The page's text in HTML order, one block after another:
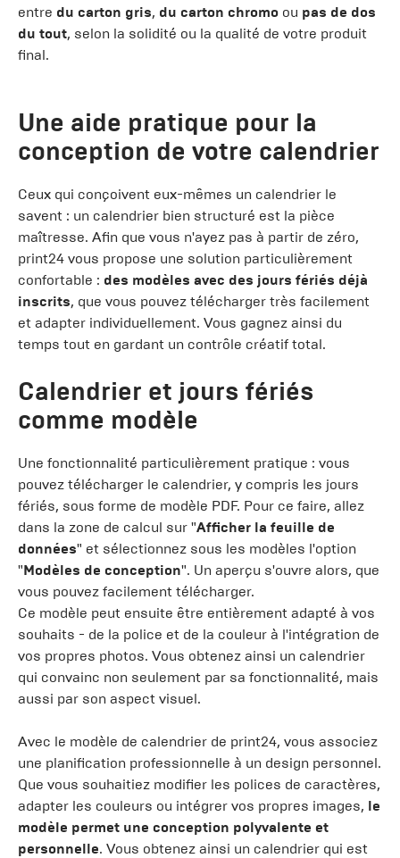
entre du carton gris, du carton chromo ou pas de dos
du tout, selon la solidité ou la qualité de votre produit
final.
Une aide pratique pour la
conception de votre calendrier
Ceux qui conçoivent eux-mêmes un calendrier le
savent : un calendrier bien structuré est la pièce
maîtresse. Afin que vous n'ayez pas à partir de zéro,
print24 vous propose une solution particulièrement
confortable : des modèles avec des jours fériés déjà
inscrits, que vous pouvez télécharger très facilement
et adapter individuellement. Vous gagnez ainsi du
temps tout en gardant un contrôle créatif total.
Calendrier et jours fériés
comme modèle
Une fonctionnalité particulièrement pratique : vous
pouvez télécharger le calendrier, y compris les jours
fériés, sous forme de modèle PDF. Pour ce faire, allez
dans la zone de calcul sur "Afficher la feuille de
données" et sélectionnez sous les modèles l'option
"Modèles de conception". Un aperçu s'ouvre alors, que
vous pouvez facilement télécharger.
Ce modèle peut ensuite être entièrement adapté à vos
souhaits - de la police et de la couleur à l'intégration de
vos propres photos. Vous obtenez ainsi un calendrier
qui convainc non seulement par sa fonctionnalité, mais
aussi par son aspect visuel.
Avec le modèle de calendrier de print24, vous associez
une planification professionnelle à un design personnel.
Que vous souhaitiez modifier les polices de caractères,
adapter les couleurs ou intégrer vos propres images, le
modèle permet une conception polyvalente et
personnelle. Vous obtenez ainsi un calendrier qui est